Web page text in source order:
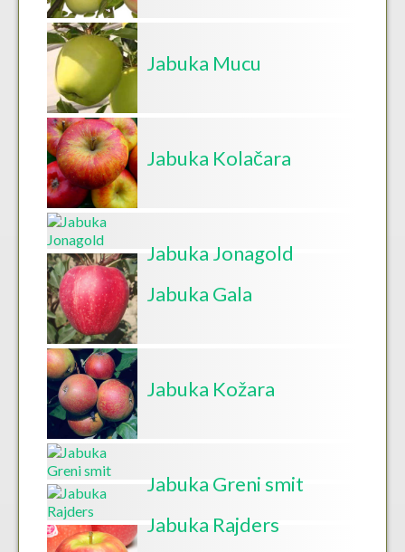
Jabuka Mucu
Jabuka Kolačara
Jabuka Jonagold
Jabuka Gala
Jabuka Kožara
Jabuka Greni smit
Jabuka Rajders